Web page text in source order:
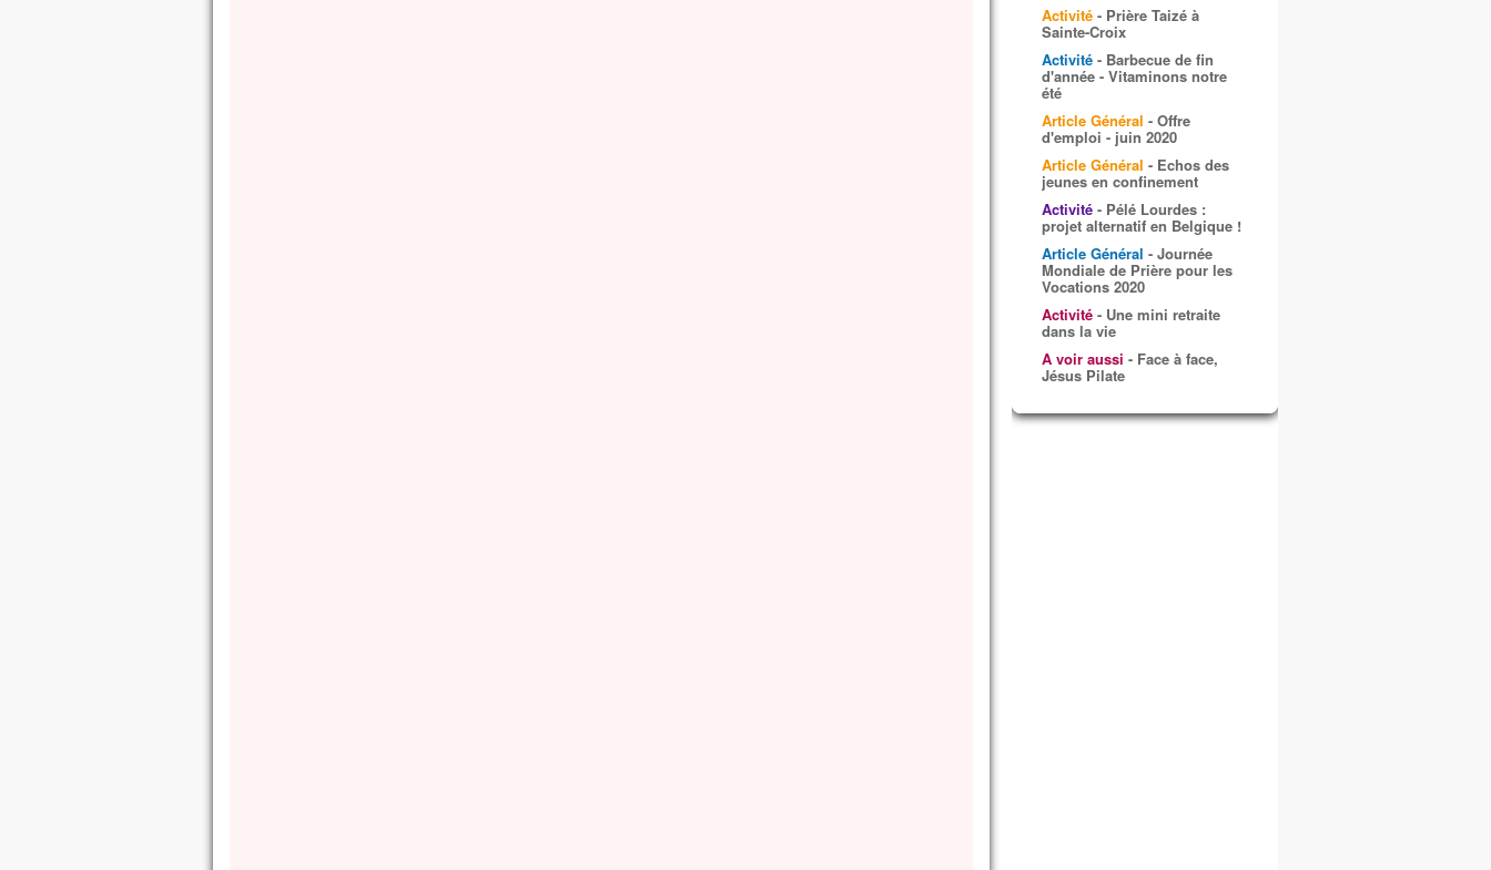
Activité - Prière Taizé à
Sainte-Croix
Activité - Barbecue de fin
d'année - Vitaminons notre
été
Article Général - Offre
d'emploi - juin 2020
Article Général - Echos des
jeunes en confinement
Activité - Pélé Lourdes :
projet alternatif en Belgique !
Article Général - Journée
Mondiale de Prière pour les
Vocations 2020
Activité - Une mini retraite
dans la vie
A voir aussi - Face à face,
Jésus Pilate